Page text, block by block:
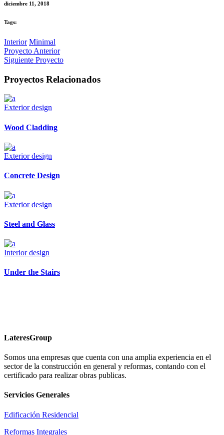
diciembre 11, 2018
Tags:
Interior Minimal
Proyecto Anterior
Siguiente Proyecto
Proyectos Relacionados
Exterior design
Wood Cladding
Exterior design
Concrete Design
Exterior design
Steel and Glass
Interior design
Under the Stairs
LateresGroup
Somos una empresas que cuenta con una amplia experiencia en el
sector de la construcción en general y reformas, contando con el
certificado para realizar obras publicas.
Servicios Generales
Edificación Residencial
Reformas Integrales